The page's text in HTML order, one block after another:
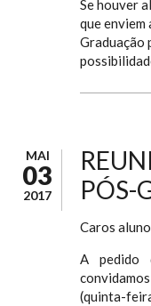
Se houver
que enviem
Graduação
MAI
03
2017
PÓS-
Caros
A pedido
(quinta-